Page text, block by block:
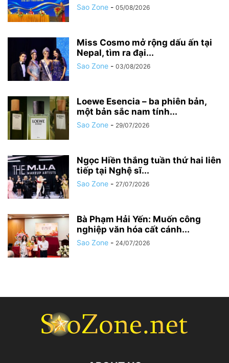
Sao Zone - 05/08/2026
Miss Cosmo mở rộng dấu ấn tại
Nepal, tìm ra đại...
Sao Zone - 03/08/2026
Loewe Esencia – ba phiên bản,
một bản sắc nam tính...
Sao Zone - 29/07/2026
Ngọc Hiền thắng tuần thứ hai liên
tiếp tại Nghệ sĩ...
Sao Zone - 27/07/2026
Bà Phạm Hải Yến: Muốn công
nghiệp văn hóa cất cánh...
Sao Zone - 24/07/2026